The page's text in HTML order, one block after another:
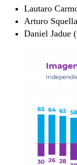
Lautaro
Arturo
Daniel Jadue